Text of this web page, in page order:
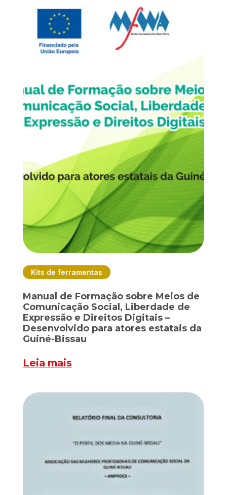
Kits de ferramentas
Manual de Formação sobre Meios de
Comunicação Social, Liberdade de
Expressão e Direitos Digitais –
Desenvolvido para atores estatais da
Guiné-Bissau
Leia mais